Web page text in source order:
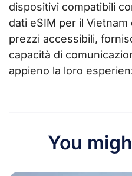
dispositivi compatibili
dati eSIM per il Vietnam
prezzi accessibili,
capacità di
appieno la loro
You